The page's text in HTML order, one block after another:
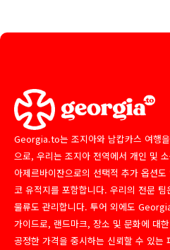
Georgia.to는 조지아와 남캅카스 여행
으로, 우리는 조지아 전역에서 개인 및
아제르바이잔으로의 선택적 추가 옵션
코 유적지를 포함합니다. 우리의 전문
물류도 관리합니다. 투어 외에도
가이드로, 랜드마크, 장소 및 문화에 대
공정한 가격을 중시하는 신뢰할 수 있는